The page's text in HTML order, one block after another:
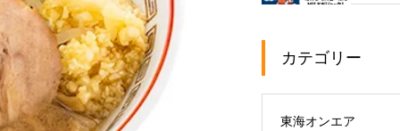
カテゴリー
東海オンエア